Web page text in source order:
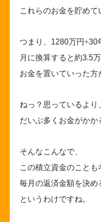
これらのお金を貯めて
つまり、1280万円÷30
月に換算すると約3.5
お金を置いていった方
ねっ？思っているより
だいぶ多くお金がかか
そんなこんなで、
この積立資金のことも
毎月の返済金額を決め
というわけですね。